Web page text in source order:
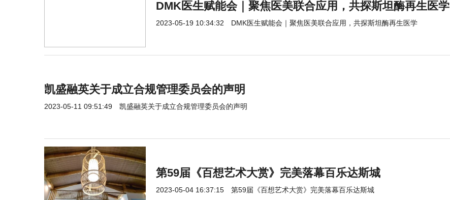
DMK医生赋能会｜聚焦医美联合应用，共探斯坦酶再生医学
2023-05-19 10:34:32 DMK医生赋能会｜聚焦医美联合应用，共探斯坦酶再生医学
凯盛融英关于成立合规管理委员会的声明
2023-05-11 09:51:49 凯盛融英关于成立合规管理委员会的声明
第59届《百想艺术大赏》完美落幕百乐达斯城
2023-05-04 16:37:15 第59届《百想艺术大赏》完美落幕百乐达斯城